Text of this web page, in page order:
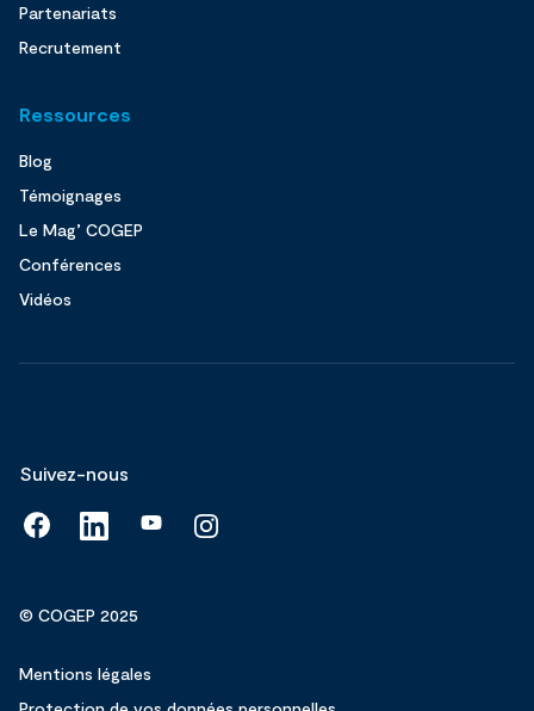
Partenariats
Recrutement
Ressources
Blog
Témoignages
Le Mag’ COGEP
Conférences
Vidéos
Suivez-nous
© COGEP 2025
Mentions légales